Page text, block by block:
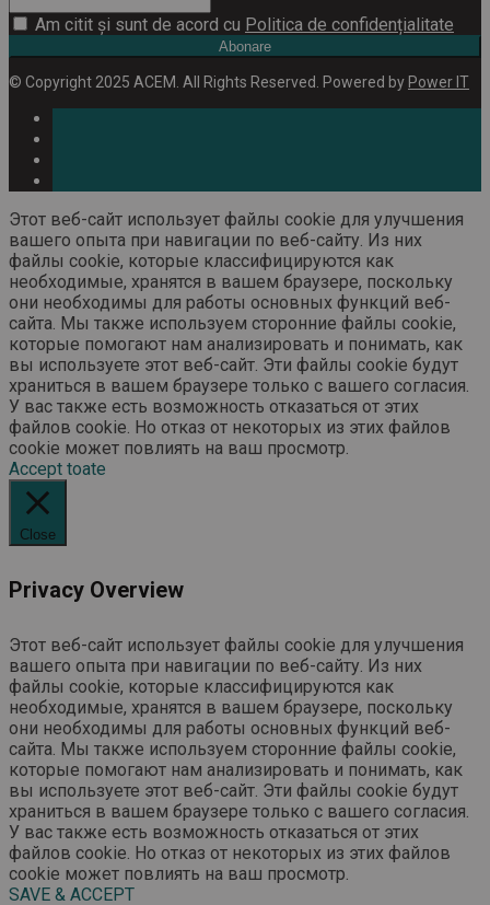
Am citit și sunt de acord cu Politica de confidențialitate
Abonare
© Copyright 2025 ACEM. All Rights Reserved. Powered by Power IT
Этот веб-сайт использует файлы cookie для улучшения
вашего опыта при навигации по веб-сайту. Из них
файлы cookie, которые классифицируются как
необходимые, хранятся в вашем браузере, поскольку
они необходимы для работы основных функций веб-
сайта. Мы также используем сторонние файлы cookie,
которые помогают нам анализировать и понимать, как
вы используете этот веб-сайт. Эти файлы cookie будут
храниться в вашем браузере только с вашего согласия.
У вас также есть возможность отказаться от этих
файлов cookie. Но отказ от некоторых из этих файлов
cookie может повлиять на ваш просмотр.
Accept toate
Close
Privacy Overview
Этот веб-сайт использует файлы cookie для улучшения
вашего опыта при навигации по веб-сайту. Из них
файлы cookie, которые классифицируются как
необходимые, хранятся в вашем браузере, поскольку
они необходимы для работы основных функций веб-
сайта. Мы также используем сторонние файлы cookie,
которые помогают нам анализировать и понимать, как
вы используете этот веб-сайт. Эти файлы cookie будут
храниться в вашем браузере только с вашего согласия.
У вас также есть возможность отказаться от этих
файлов cookie. Но отказ от некоторых из этих файлов
cookie может повлиять на ваш просмотр.
SAVE & ACCEPT